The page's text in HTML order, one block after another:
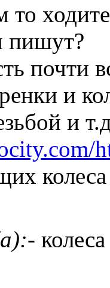
то
пишут?
почти
и
и
-